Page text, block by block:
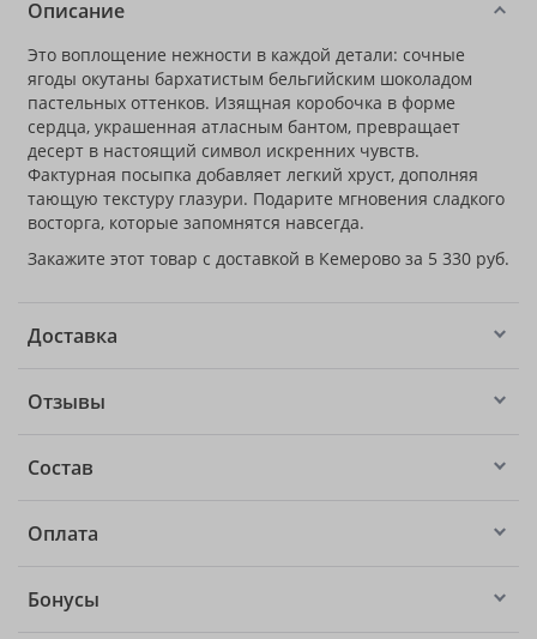
Описание
Это воплощение нежности в каждой детали: сочные
ягоды окутаны бархатистым бельгийским шоколадом
пастельных оттенков. Изящная коробочка в форме
сердца, украшенная атласным бантом, превращает
десерт в настоящий символ искренних чувств.
Фактурная посыпка добавляет легкий хруст, дополняя
тающую текстуру глазури. Подарите мгновения сладкого
восторга, которые запомнятся навсегда.
Закажите этот товар с доставкой в Кемерово за 5 330 руб.
Доставка
Отзывы
Состав
Оплата
Бонусы